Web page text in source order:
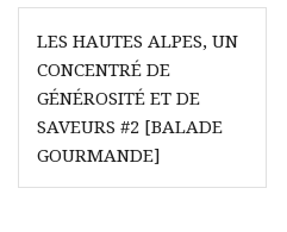
Navigation
de
l’article
LES HAUTES ALPES, UN
CONCENTRÉ DE
GÉNÉROSITÉ ET DE
SAVEURS #2 [BALADE
GOURMANDE]